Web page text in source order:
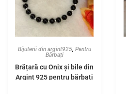
Bijuterii din argint925, Pentru
Bărbați
Brățară cu Onix și bile din
Argint 925 pentru bărbați